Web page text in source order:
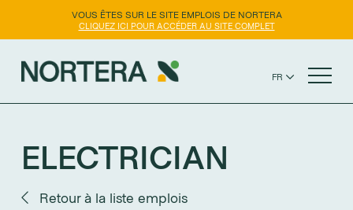
VOUS ÊTES SUR LE SITE EMPLOIS DE NORTERA
CLIQUEZ ICI POUR ACCÉDER AU SITE COMPLET
FR
EN
ELECTRICIAN
Retour à la liste emplois